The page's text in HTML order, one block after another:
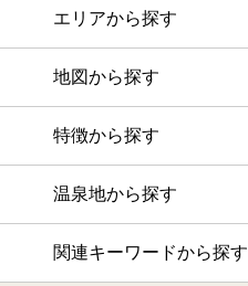
エリアから探す
地図から探す
特徴から探す
温泉地から探す
関連キーワードから探す